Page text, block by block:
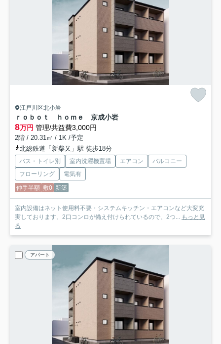
江戸川区北小岩
ｒｏｂｏｔ ｈｏｍｅ 京成小岩
8万円 管理/共益費3,000円
2階 / 20.31㎡ / 1K /予定
北総鉄道「新柴又」駅 徒歩18分
バス・トイレ別 室内洗濯機置場 エアコン
バルコニー
フローリング
電気有
仲手半額 敷0 新築
室内設備はネット使用料不要・システムキッチン・エアコンなど大変充
実しております。2口コンロが備え付けられているので、2つ...
もっと見
る
アパート